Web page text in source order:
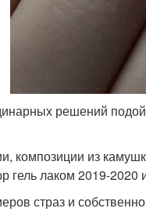
решений
композиции из
гель лаком 2019-
страз и